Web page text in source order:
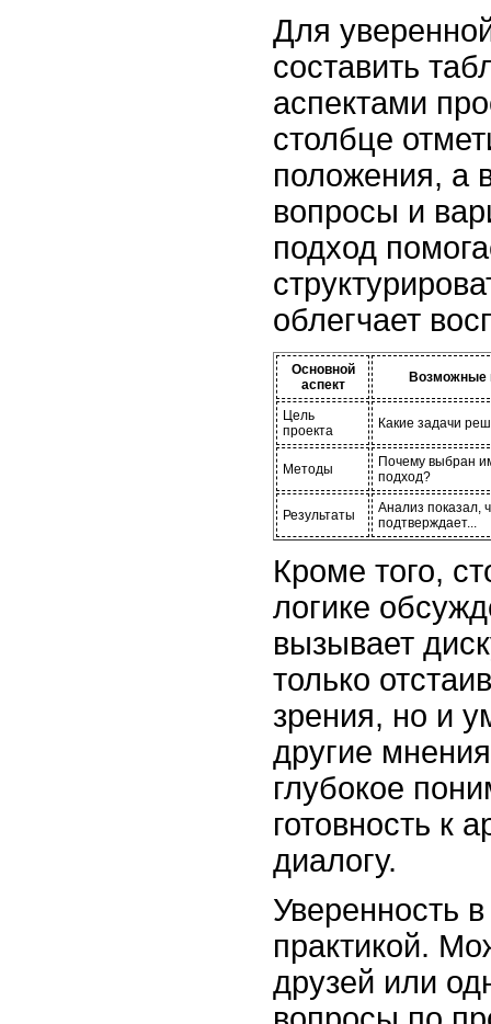
Для
составить
аспектами
столбце
положения, а
вопросы и
подход
облегчает
Основной
аспект
Возможные
Цель
проекта
Какие задачи
Методы
Почему выбран
подход?
Результаты
Анализ показал,
подтверждает...
Кроме того,
логике
вызывает
только
зрения, но и
другие
глубокое
готовность к
диалогу.
Уверенность
практикой.
друзей или